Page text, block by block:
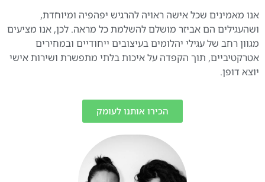
אנו מאמינים שכל אישה ראויה להרגיש יפהפיה ומיוחדת,
ושהעגילים הם אביזר מושלם להשלמת כל מראה. לכן, אנו מציעים
מגוון רחב של עגילי יהלומים בעיצובים ייחודיים ובמחירים
אטרקטיביים, תוך הקפדה על איכות בלתי מתפשרת ושירות אישי
יוצא דופן.
הכירו אותנו לעומק